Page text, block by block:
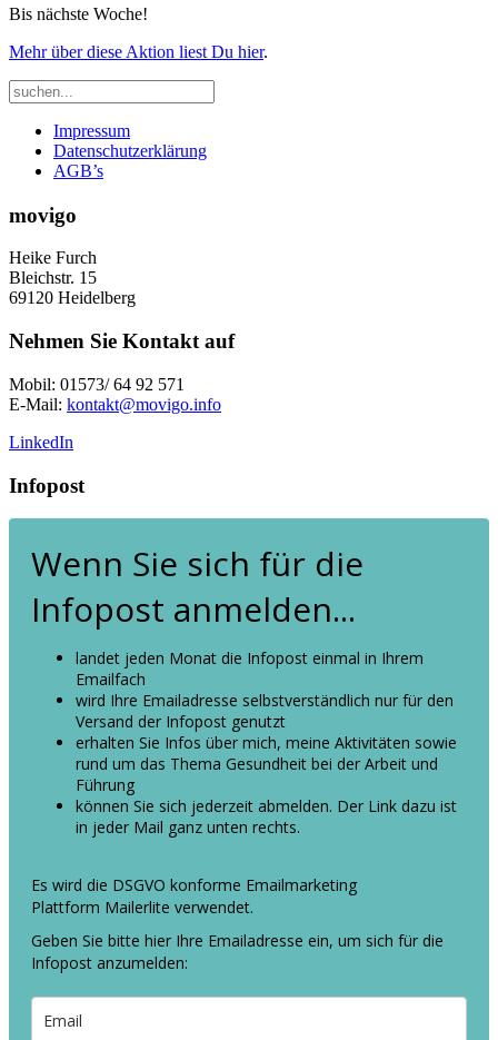
Bis nächste Woche!
Mehr über diese Aktion liest Du hier.
Impressum
Datenschutzerklärung
AGB’s
movigo
Heike Furch
Bleichstr. 15
69120 Heidelberg
Nehmen Sie Kontakt auf
Mobil: 01573/ 64 92 571
E-Mail: kontakt@movigo.info
LinkedIn
Infopost
Wenn Sie sich für die
Infopost anmelden...
landet jeden Monat die Infopost einmal in Ihrem
Emailfach
wird Ihre Emailadresse selbstverständlich nur für den
Versand der Infopost genutzt
erhalten Sie Infos über mich, meine Aktivitäten sowie
rund um das Thema Gesundheit bei der Arbeit und
Führung
können Sie sich jederzeit abmelden. Der Link dazu ist
in jeder Mail ganz unten rechts.
Es wird die DSGVO konforme Emailmarketing
Plattform Mailerlite verwendet.
Geben Sie bitte hier Ihre Emailadresse ein, um sich für die
Infopost anzumelden: